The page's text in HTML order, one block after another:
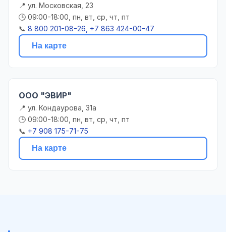
📍 ул. Московская, 23
🕒 09:00-18:00, пн, вт, ср, чт, пт
📞 8 800 201-08-26, +7 863 424-00-47
На карте
ООО "ЭВИР"
📍 ул. Кондаурова, 31а
🕒 09:00-18:00, пн, вт, ср, чт, пт
📞 +7 908 175-71-75
На карте